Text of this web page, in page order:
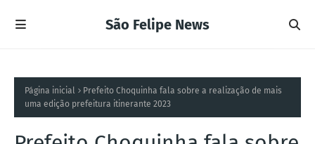
São Felipe News
Página inicial
Prefeito Choquinha fala sobre a realização de mais
uma edição prefeitura itinerante 2023